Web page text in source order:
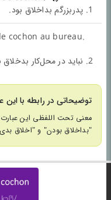
1. پدربزرگم بداخلاق بود.
cochon au bureau.
2. نباید در محل‌کار بدخلاق بود.
توضیحاتی در رابطه با این
معنی تحت اللفظی این
"بداخلاق بودن" و "اخلاق